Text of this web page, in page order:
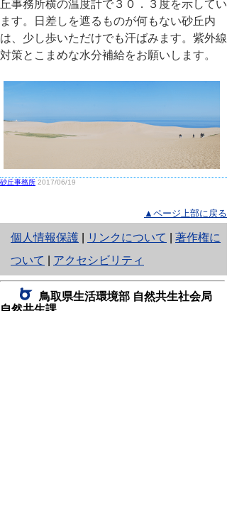
丘事務所横の温度計で３０．３度を示してい
ます。日差しを遮るものが何もない砂丘内
は、少し歩いただけでも汗ばみます。紫外線
対策とこまめな水分補給をお願いします。
砂丘事務所 2017/06/19
▲ページ上部に戻る
個人情報保護
と
り
ネ
ッ
リンクについて
著作権に
ついて
アクセシビリティ
鳥取県生活環境部 自然共生社会局
自然共生課